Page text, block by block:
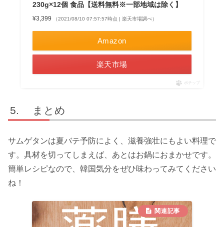
230g×12個 食品【送料無料※一部地域は除く】
¥3,399 （2021/08/10 07:57:57時点 | 楽天市場調べ）
Amazon
楽天市場
ポチップ
まとめ
サムゲタンは夏バテ予防によく、滋養強壮にもよい料理で
す。具材を切ってしまえば、あとはお鍋におまかせです。
簡単レシピなので、韓国気分をぜひ味わってみてください
ね！